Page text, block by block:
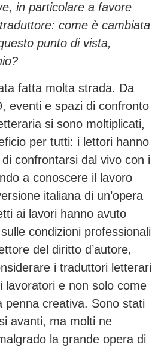
in particolare a favore
come è cambiata
punto di vista,
fatta molta strada. Da
eventi e spazi di confronto
si sono moltiplicati,
per tutti: i lettori hanno
di confrontarsi dal vivo con i
a conoscere il lavoro
italiana di un’opera
ai lavori hanno avuto
condizioni professionali
del diritto d’autore,
i traduttori letterari
lavoratori e non solo come
penna creativa. Sono stati
avanti, ma molti ne
la grande opera di